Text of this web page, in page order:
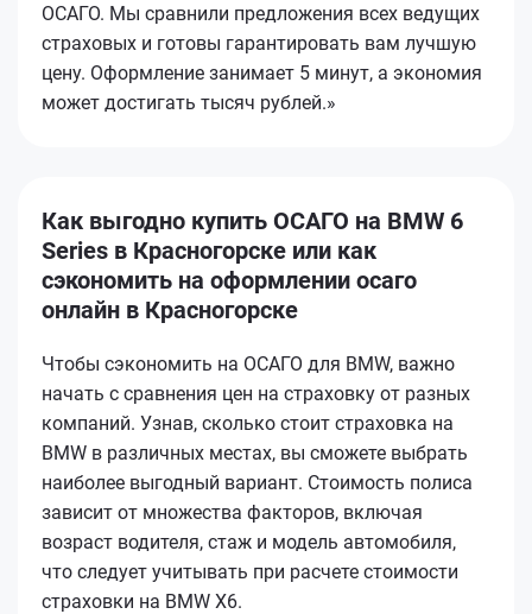
ОСАГО. Мы сравнили предложения всех ведущих
страховых и готовы гарантировать вам лучшую
цену. Оформление занимает 5 минут, а экономия
может достигать тысяч рублей.»
Как выгодно купить ОСАГО на BMW 6
Series в Красногорске или как
сэкономить на оформлении осаго
онлайн в Красногорске
Чтобы сэкономить на ОСАГО для BMW, важно
начать с сравнения цен на страховку от разных
компаний. Узнав, сколько стоит страховка на
BMW в различных местах, вы сможете выбрать
наиболее выгодный вариант. Стоимость полиса
зависит от множества факторов, включая
возраст водителя, стаж и модель автомобиля,
что следует учитывать при расчете стоимости
страховки на BMW X6.